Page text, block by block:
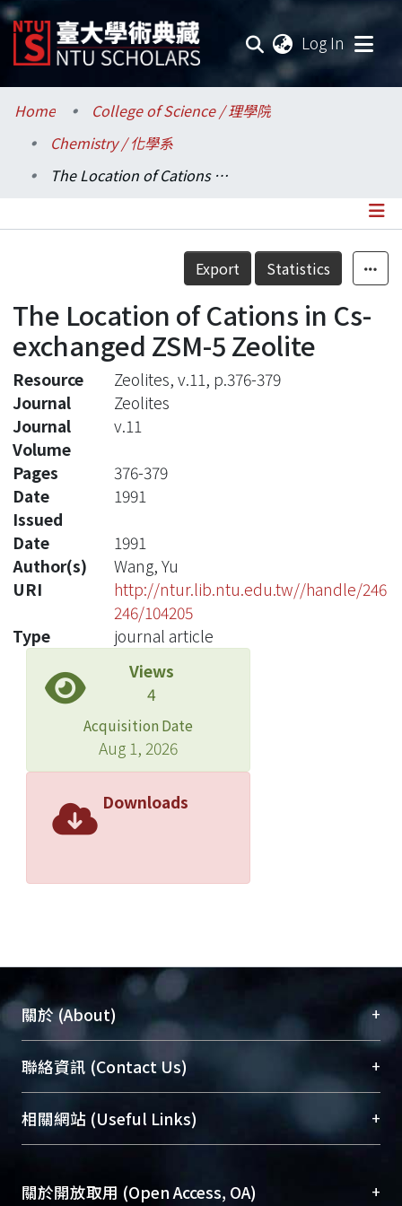
Log In
Communities & Collections
Research Outputs
Statistics
Home
College of Science / 理學院
Chemistry / 化學系
The Location of Cations in Cs-exchanged ZSM-5 Zeolite
Details
Export Statistics
The Location of Cations in Cs-
exchanged ZSM-5 Zeolite
Resource
Zeolites, v.11, p.376-379
Journal
Zeolites
Journal
Volume
v.11
Pages
376-379
Date
Issued
1991
Date
1991
Author(s)
Wang, Yu
URI
http://ntur.lib.ntu.edu.tw//handle/246
246/104205
Type
journal article
Views
4
Acquisition Date
Aug 1, 2026
Downloads
關於 (About) +
臺大位居世界頂尖大學之列，為永久珍藏及向國際
展現本校豐碩的研究成果及學術能量，圖書館整合
機構典藏（NTUR）與學術庫（AH）不同功能平
台，成為臺大學術典藏NTU scholars。期能整合研
成果。
聯絡資訊 (Contact Us) +
總館學科館員(Main Library)
醫學圖書館學科館員(Medical Library)
Sciences Library)
相關網站 (Useful Links) +
關於開放取用 (Open Access, OA) +